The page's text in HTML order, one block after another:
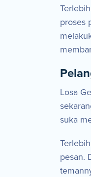
proses
Losa
suka
pesan.